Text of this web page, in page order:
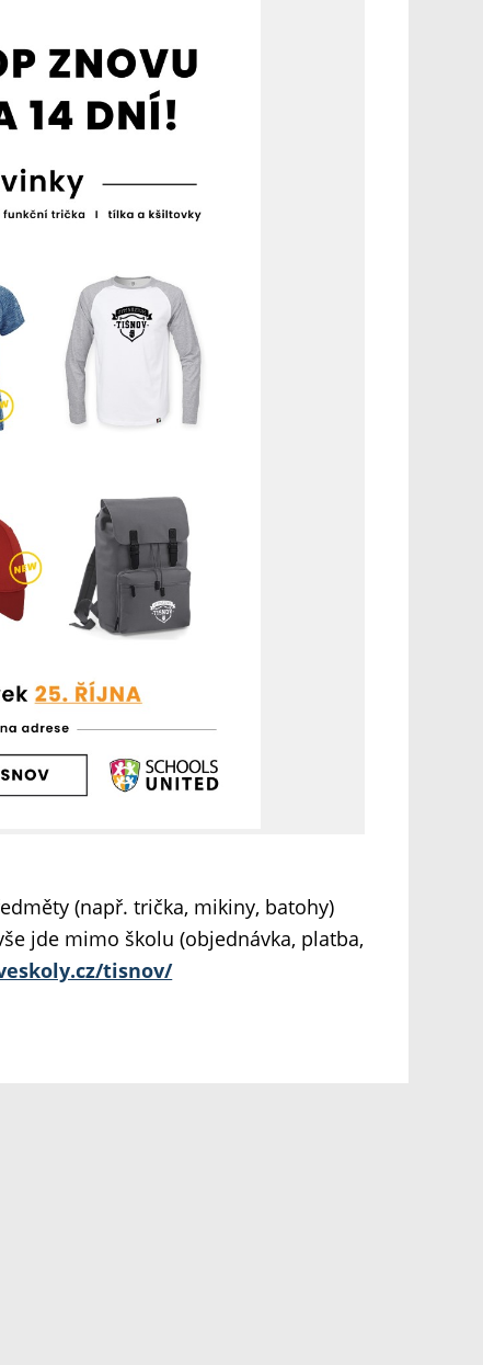
(např. trička, mikiny, batohy)
jde mimo školu (objednávka, platba,
tisnov/